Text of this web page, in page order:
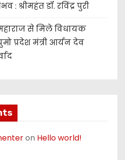
श्रीमहंत डॉ. रविंद्र पुरी
महाराज से मिले विधायक
प्रदेश मंत्री आर्यन देव
on Hello world!